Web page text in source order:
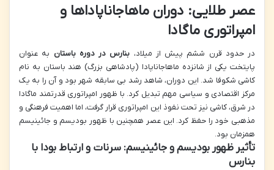
عصر طلایی: دوران ماهاجاناپاداها و
امپراتوری ماگادا
در حدود قرن ششم پیش از میلاد، بنارس در دوره باستان به عنوان
پایتخت یکی از شانزده ماهاجاناپادا (پادشاهی بزرگ) هند باستان به نام
کاشی شکوفا شد. این دوران، شاهد رشد بی سابقه شهر بود و آن را به یک
مرکز اقتصادی و سیاسی مهم تبدیل کرد. با ظهور امپراتوری قدرتمند ماگادا
در شرق، کاشی نیز تحت نفوذ این امپراتوری قرار گرفت، اما اهمیت فرهنگی و
مذهبی خود را حفظ کرد. این عصر همچنین با ظهور بودیسم و جائینیسم
همزمان بود.
تأثیر ظهور بودیسم و جائینیسم: سرنات و ارتباط بودا با
بنارس